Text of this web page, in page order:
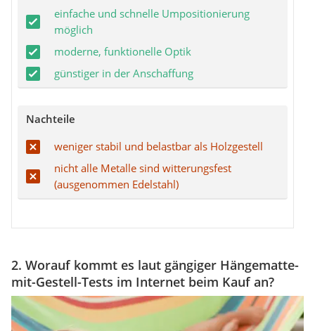
einfache und schnelle Umpositionierung
möglich
moderne, funktionelle Optik
günstiger in der Anschaffung
Nachteile
weniger stabil und belastbar als Holzgestell
nicht alle Metalle sind witterungsfest
(ausgenommen Edelstahl)
2. Worauf kommt es laut gängiger Hängematte-
mit-Gestell-Tests im Internet beim Kauf an?